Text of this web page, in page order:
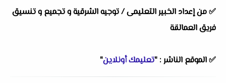
✅ من إعداد الخبير التعليمى / توجيه الشرقية و تجميع و تنسيق
فريق العمالقة
✅ الموقع الناشر : "تعليمك أونلاين"